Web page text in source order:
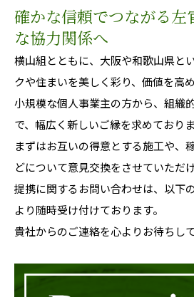
確かな信頼でつながる左
な協力関係へ
横山組とともに、大阪や和歌山県と
クや住まいを美しく彩り、価値を高
小規模な個人事業主の方から、組織
で、幅広く新しいご縁を求めておりま
まずはお互いの得意とする施工や、
どについて意見交換をさせていただ
提携に関するお問い合わせは、以下
より随時受け付けております。
貴社からのご連絡を心よりお待ちし